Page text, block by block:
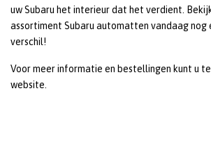
uw Subaru het interieur dat het verdient.
assortiment Subaru automatten vandaag nog
verschil!
Voor meer informatie en bestellingen kunt u
website.